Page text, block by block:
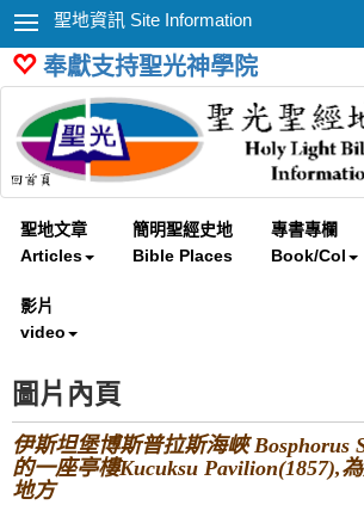
聖地資訊 Site Information
奉獻支持聖光神學院
聖地文章
Articles
簡明聖經史地
Bible Places
專書專欄
Book/Col
影片
video
圖片內頁
伊斯坦堡博斯普拉斯海峽 Bosphorus
的一座亭樓Kucuksu Pavilion(1857),
地方